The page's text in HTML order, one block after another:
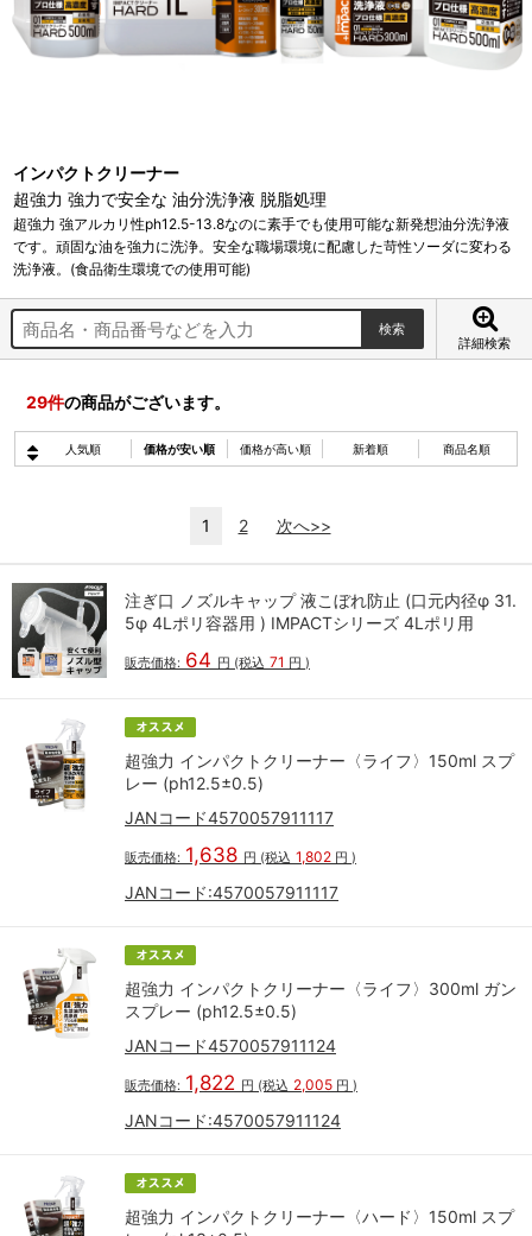
インパクトクリーナー
超強力 強力で安全な 油分洗浄液 脱脂処理
超強力 強アルカリ性ph12.5-13.8なのに素手でも使用可能な新発想油分洗浄液
です。頑固な油を強力に洗浄。安全な職場環境に配慮した苛性ソーダに変わる
洗浄液。(食品衛生環境での使用可能)
詳細検索
29件の商品がございます。
人気順 価格が安い順 価格が高い順 新着順 商品名順
1 2 次へ>>
注ぎ口 ノズルキャップ 液こぼれ防止 (口元内径φ 31.
5φ 4Lポリ容器用 ) IMPACTシリーズ 4Lポリ用
販売価格: 64 円 (税込 71 円 )
超強力 インパクトクリーナー〈ライフ〉150ml スプ
レー (ph12.5±0.5)
JANコード4570057911117
販売価格: 1,638 円 (税込 1,802 円 )
JANコード:4570057911117
超強力 インパクトクリーナー〈ライフ〉300ml ガン
スプレー (ph12.5±0.5)
JANコード4570057911124
販売価格: 1,822 円 (税込 2,005 円 )
JANコード:4570057911124
超強力 インパクトクリーナー〈ハード〉150ml スプ